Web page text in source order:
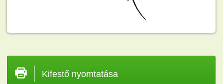
Kifestő nyomtatása